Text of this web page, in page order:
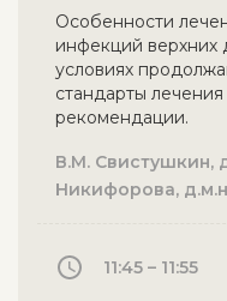
Особенности
инфекций верхних
условиях
стандарты
рекомендации.
В.М. Свистушкин,
Никифорова,
11:45 – 11:55